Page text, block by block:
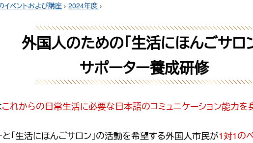
イベントおよび講座 › 2024年度 ›
外国人のための「生活にほんごサロ
サポーター養成研修
これからの日常生活に必要な日本語のコミュニケーション能力を
「生活にほんごサロン」の活動を希望する外国人市民が1対1の